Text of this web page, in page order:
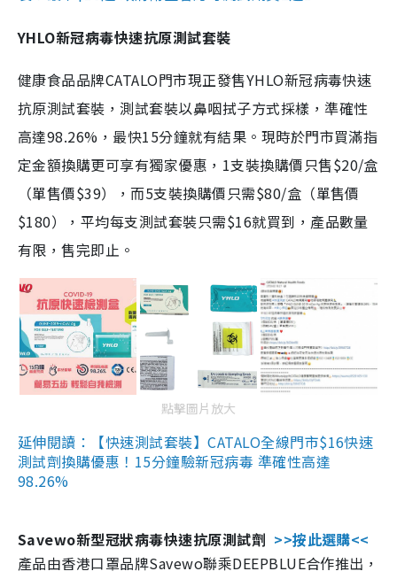
YHLO新冠病毒快速抗原測試套裝
健康食品品牌CATALO門市現正發售YHLO新冠病毒快速
抗原測試套裝，測試套裝以鼻咽拭子方式採樣，準確性
高達98.26%，最快15分鐘就有結果。現時於門市買滿指
定金額換購更可享有獨家優惠，1支裝換購價只售$20/盒
（單售價$39），而5支裝換購價只需$80/盒（單售價
$180），平均每支測試套裝只需$16就買到，產品數量
有限，售完即止。
點擊圖片放大
延伸閱讀：【快速測試套裝】CATALO全線門市$16快速
測試劑換購優惠！15分鐘驗新冠病毒 準確性高達
98.26%
Savewo新型冠狀病毒快速抗原測試劑 >>按此選購<<
產品由香港口罩品牌Savewo聯乘DEEPBLUE合作推出，